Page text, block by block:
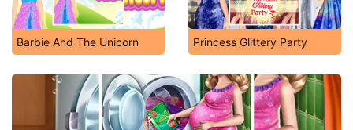
Barbie And The Unicorn Princess Glittery Party